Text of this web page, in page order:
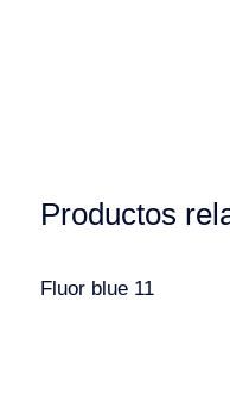
Productos
Fluor blue 11